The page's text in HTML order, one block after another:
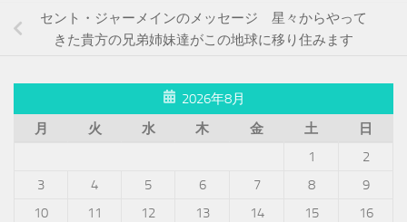
セント・ジャーメインのメッセージ 星々からやって
きた貴方の兄弟姉妹達がこの地球に移り住みます
2026年8月
月
火 水 木 金 土
日
1
2
3
4 5 6 7 8
9
10
11 12 13 14 15
16